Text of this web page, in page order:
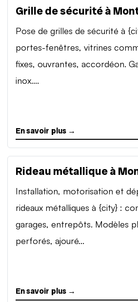
Grille de sécurité à
Pose de grilles de sécurité à
portes-fenêtres, vitrines
fixes, ouvrantes, accordéon.
inox....
En savoir plus →
Rideau métallique à
Installation, motorisation et
rideaux métalliques à {city} :
garages, entrepôts. Modèles
perforés, ajouré...
En savoir plus →